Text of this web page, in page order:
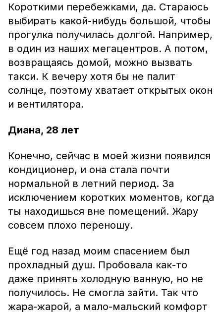
Короткими перебежками, да. Стараюсь
выбирать какой-нибудь большой, чтобы
прогулка получилась долгой. Например,
в один из наших мегацентров. А потом,
возвращаясь домой, можно вызвать
такси. К вечеру хотя бы не палит
солнце, поэтому хватает открытых окон
и вентилятора.
Диана, 28 лет
Конечно, сейчас в моей жизни появился
кондиционер, и она стала почти
нормальной в летний период. За
исключением коротких моментов, когда
ты находишься вне помещений. Жару
совсем плохо переношу.
Ещё год назад моим спасением был
прохладный душ. Пробовала как-то
даже принять холодную ванную, но не
получилось. Не смогла зайти. Так что
жара-жарой, а мало-мальский комфорт